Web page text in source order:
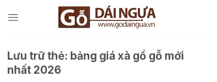
đến
Lưu trữ thẻ: bảng giá xà gồ gỗ mới
nhất 2026